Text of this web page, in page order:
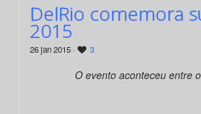
DelRio comemora
2015
26 jan 2015 · 3
O evento aconteceu entre